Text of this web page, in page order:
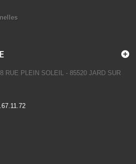
RUE PLEIN SOLEIL - 85520 JARD SUR